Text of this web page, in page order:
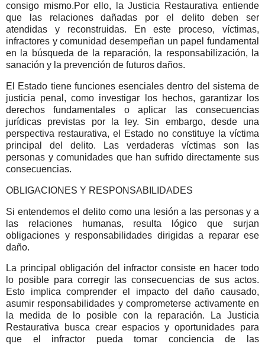
consigo mismo.Por ello, la Justicia Restaurativa entiende
que las relaciones dañadas por el delito deben ser
atendidas y reconstruidas. En este proceso, víctimas,
infractores y comunidad desempeñan un papel fundamental
en la búsqueda de la reparación, la responsabilización, la
sanación y la prevención de futuros daños.
El Estado tiene funciones esenciales dentro del sistema de
justicia penal, como investigar los hechos, garantizar los
derechos fundamentales o aplicar las consecuencias
jurídicas previstas por la ley. Sin embargo, desde una
perspectiva restaurativa, el Estado no constituye la víctima
principal del delito. Las verdaderas víctimas son las
personas y comunidades que han sufrido directamente sus
consecuencias.
OBLIGACIONES Y RESPONSABILIDADES
Si entendemos el delito como una lesión a las personas y a
las relaciones humanas, resulta lógico que surjan
obligaciones y responsabilidades dirigidas a reparar ese
daño.
La principal obligación del infractor consiste en hacer todo
lo posible para corregir las consecuencias de sus actos.
Esto implica comprender el impacto del daño causado,
asumir responsabilidades y comprometerse activamente en
la medida de lo posible con la reparación.
La Justicia
Restaurativa busca crear espacios y oportunidades para
que el infractor pueda tomar conciencia de las